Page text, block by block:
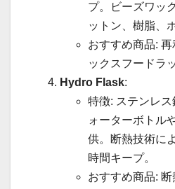
プ。ビーズワッ
ットン、樹脂、
おすすめ商品:
ックスフードラ
Hydro Flask:
特徴: ステンレ
ォーターボトル
供。断熱技術に
時間キープ。
おすすめ商品: